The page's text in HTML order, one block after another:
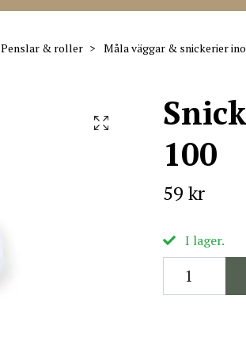
Penslar & roller Måla väggar & snickerier
100
59 kr
I lager.